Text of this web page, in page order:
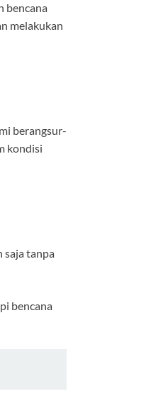
bencana
melakukan
berangsur-
kondisi
saja tanpa
bencana